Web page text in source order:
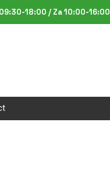
18:00 / Za 10:00-16:00